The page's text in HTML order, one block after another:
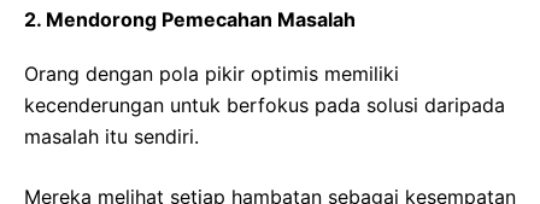
2. Mendorong Pemecahan Masalah
Orang dengan pola pikir optimis memiliki
kecenderungan untuk berfokus pada solusi daripada
masalah itu sendiri.
Mereka melihat setiap hambatan sebagai kesempatan